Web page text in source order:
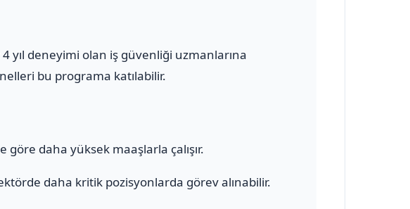
4 yıl deneyimi olan iş güvenliği uzmanlarına
bu programa katılabilir.
göre daha yüksek maaşlarla çalışır.
daha kritik pozisyonlarda görev alınabilir.